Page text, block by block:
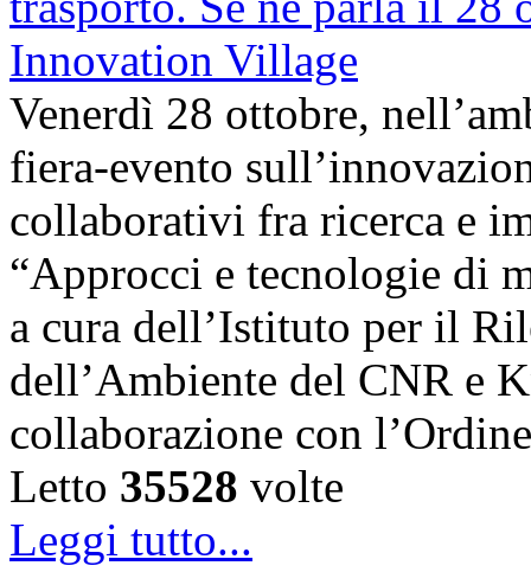
Venerdì 28 ottobre,
fiera-evento
collaborativi fra ricerca e
“Approcci e tecnologie di
a cura dell’Istituto per il
dell’Ambiente del CNR e
collaborazione con
Letto 35528 volte
Leggi tutto...